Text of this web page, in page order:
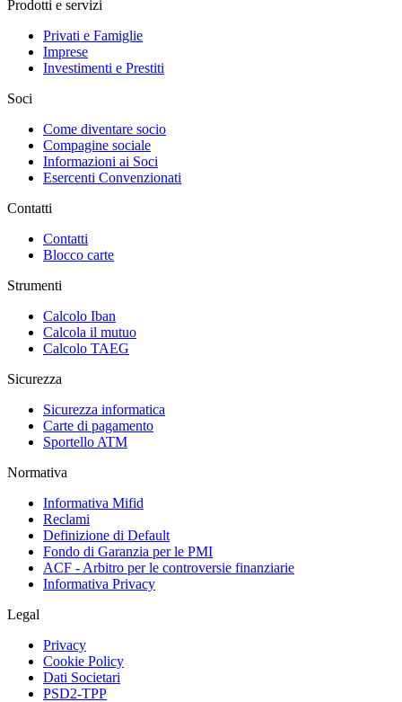
Prodotti e servizi
Privati e Famiglie
Imprese
Investimenti e Prestiti
Soci
Come diventare socio
Compagine sociale
Informazioni ai Soci
Esercenti Convenzionati
Contatti
Contatti
Blocco carte
Strumenti
Calcolo Iban
Calcola il mutuo
Calcolo TAEG
Sicurezza
Sicurezza informatica
Carte di pagamento
Sportello ATM
Normativa
Informativa Mifid
Reclami
Definizione di Default
Fondo di Garanzia per le PMI
ACF - Arbitro per le controversie finanziarie
Informativa Privacy
Legal
Privacy
Cookie Policy
Dati Societari
PSD2-TPP